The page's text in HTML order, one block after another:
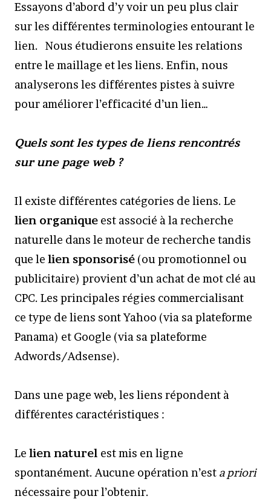
Essayons d’abord d’y voir un peu plus clair
sur les différentes terminologies entourant le
lien. Nous étudierons ensuite les relations
entre le maillage et les liens. Enfin, nous
analyserons les différentes pistes à suivre
pour améliorer l’efficacité d’un lien…
Quels sont les types de liens rencontrés
sur une page web ?
Il existe différentes catégories de liens. Le
lien organique est associé à la recherche
naturelle dans le moteur de recherche tandis
que le lien sponsorisé (ou promotionnel ou
publicitaire) provient d’un achat de mot clé au
CPC. Les principales régies commercialisant
ce type de liens sont Yahoo (via sa plateforme
Panama) et Google (via sa plateforme
Adwords/Adsense).
Dans une page web, les liens répondent à
différentes caractéristiques :
Le lien naturel est mis en ligne
spontanément. Aucune opération n’est a priori
nécessaire pour l’obtenir.